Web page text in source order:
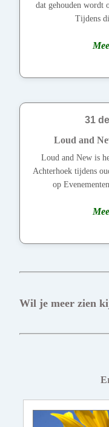
dat gehouden wordt
Tijdens
31
Loud and
Loud and New is
Achterhoek tijdens
op
Wil je meer zien